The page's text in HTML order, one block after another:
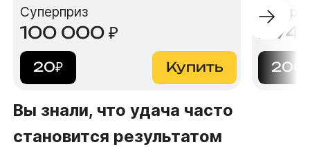
Суперприз
100 000₽
20₽ Купить
2
200
Вы знали, что удача часто
становится результатом